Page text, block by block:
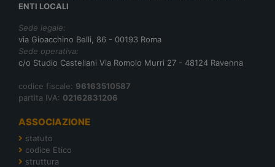
ENTI LOCALI
Sede legale:
via Gioacchino Belli, 86 - 00193 Roma
Sede operativa:
c/o Studio Castellani Via Romolo Murri 27 - 48124 Ravenna
codice fiscale: 96163510587
partita IVA: 02162831206
ASSOCIAZIONE
statuto
codice Etico
struttura